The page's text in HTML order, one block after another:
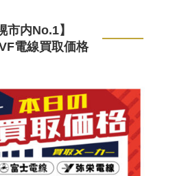
市内No.1】
電線買取価格